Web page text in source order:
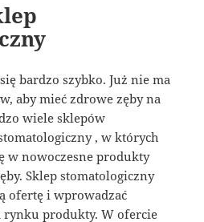
bardzo szybko. Już nie ma
aby mieć zdrowe zęby na
wiele sklepów
, w których
w nowoczesne produkty
Sklep stomatologiczny
ofertę i wprowadzać
rynku produkty. W ofercie